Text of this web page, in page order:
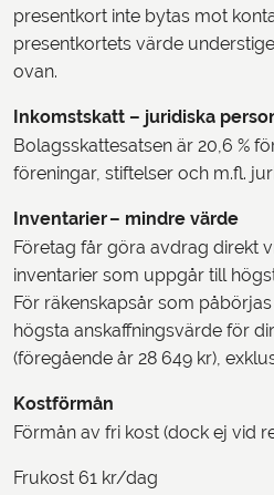
presentkort inte bytas mot
presentkortets värde
ovan.
Inkomstskatt – juridiska
Bolagsskattesatsen är 20,6 %
föreningar, stiftelser och m.fl.
Inventarier– mindre värde
Företag får göra avdrag direkt
inventarier som uppgår till
För räkenskapsår som
högsta anskaffningsvärde för
(föregående år 28 649 kr),
Kostförmån
Förmån av fri kost (dock ej vid
Frukost 61 kr/dag